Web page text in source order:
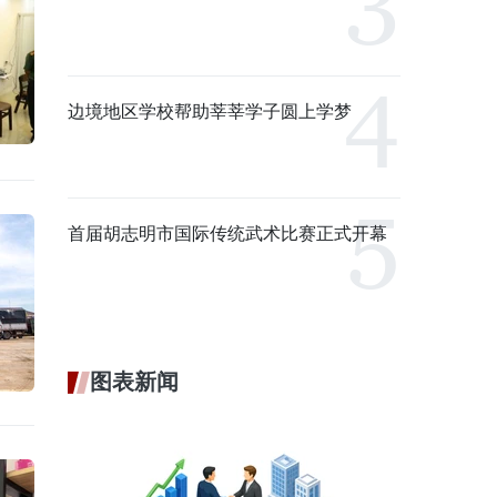
边境地区学校帮助莘莘学子圆上学梦
首届胡志明市国际传统武术比赛正式开幕
图表新闻